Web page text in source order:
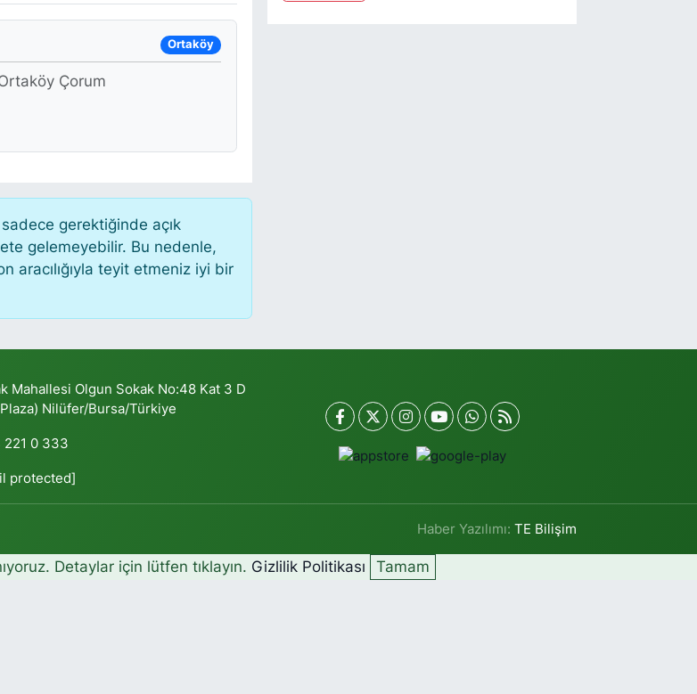
Ortaköy
Çorum
gerektiğinde açık
gelemeyebilir. Bu nedenle,
aracılığıyla teyit etmeniz iyi bir
Mahallesi Olgun Sokak No:48 Kat 3 D
Plaza) Nilüfer/Bursa/Türkiye
221 0 333
protected]
Haber Yazılımı:TE Bilişim
Detaylar için lütfen tıklayın. Gizlilik Politikası Tamam